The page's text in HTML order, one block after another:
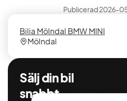
Publicerad2026-
Säljare
Bilia Mölndal BMW MINI
Säljarens
plats
Mölndal
Sälj din bil
snabbt,